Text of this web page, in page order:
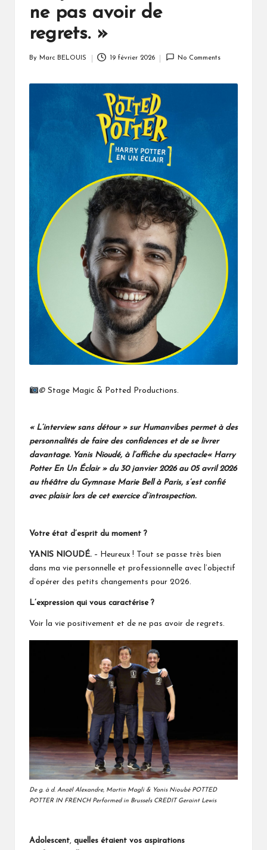
ne pas avoir de
regrets. »
By Marc BELOUIS 19 février 2026 No Comments
© Stage Magic & Potted Productions.
« L’interview sans détour » sur Humanvibes permet à des
personnalités de faire des confidences et de se livrer
davantage. Yanis Nioudé, à l’affiche du spectacle« Harry
Potter En Un Éclair » du 30 janvier 2026 au 05 avril 2026
au théâtre du Gymnase Marie Bell à Paris, s’est confié
avec plaisir lors de cet exercice d’introspection.
Votre état d’esprit du moment ?
YANIS NIOUDÉ. – Heureux ! Tout se passe très bien
dans ma vie personnelle et professionnelle avec l’objectif
d’opérer des petits changements pour 2026.
L’expression qui vous caractérise ?
Voir la vie positivement et de ne pas avoir de regrets.
De g. à d. Anaël Alexandre, Martin Magli & Yanis Nioubé POTTED
POTTER IN FRENCH Performed in Brussels CREDIT Geraint Lewis
Adolescent, quelles étaient vos aspirations